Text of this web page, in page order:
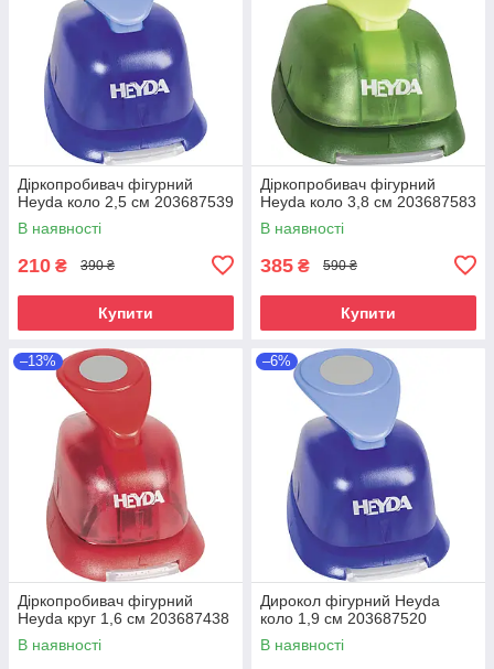
Діркопробивач фігурний
Heyda коло 2,5 см 203687539
В наявності
210 ₴ 390 ₴
Купити
Діркопробивач фігурний
Heyda коло 3,8 см 203687583
В наявності
385 ₴ 590 ₴
Купити
–13%
Діркопробивач фігурний
Heyda круг 1,6 см 203687438
В наявності
–6%
Дирокол фігурний Heyda
коло 1,9 см 203687520
В наявності